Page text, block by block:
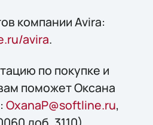
компании Avira:
avira.
по покупке и
поможет Оксана
OxanaP@softline.ru,